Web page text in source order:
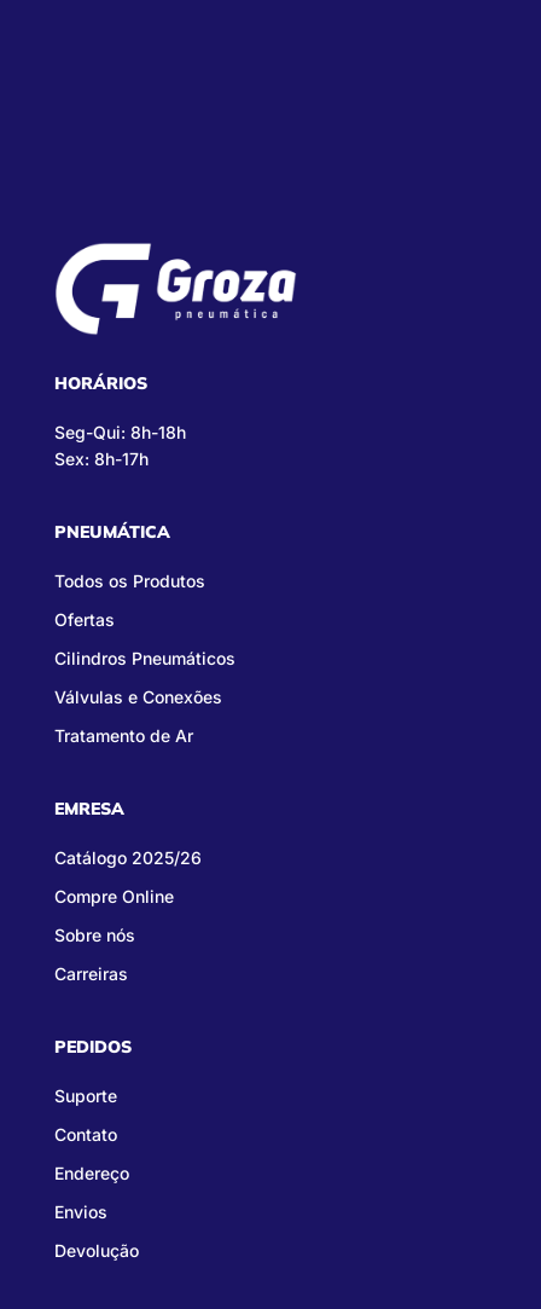
HORÁRIOS
Seg-Qui: 8h-18h
Sex: 8h-17h
PNEUMÁTICA
Todos os Produtos
Ofertas
Cilindros Pneumáticos
Válvulas e Conexões
Tratamento de Ar
EMRESA
Catálogo 2025/26
Compre Online
Sobre nós
Carreiras
PEDIDOS
Suporte
Contato
Endereço
Envios
Devolução